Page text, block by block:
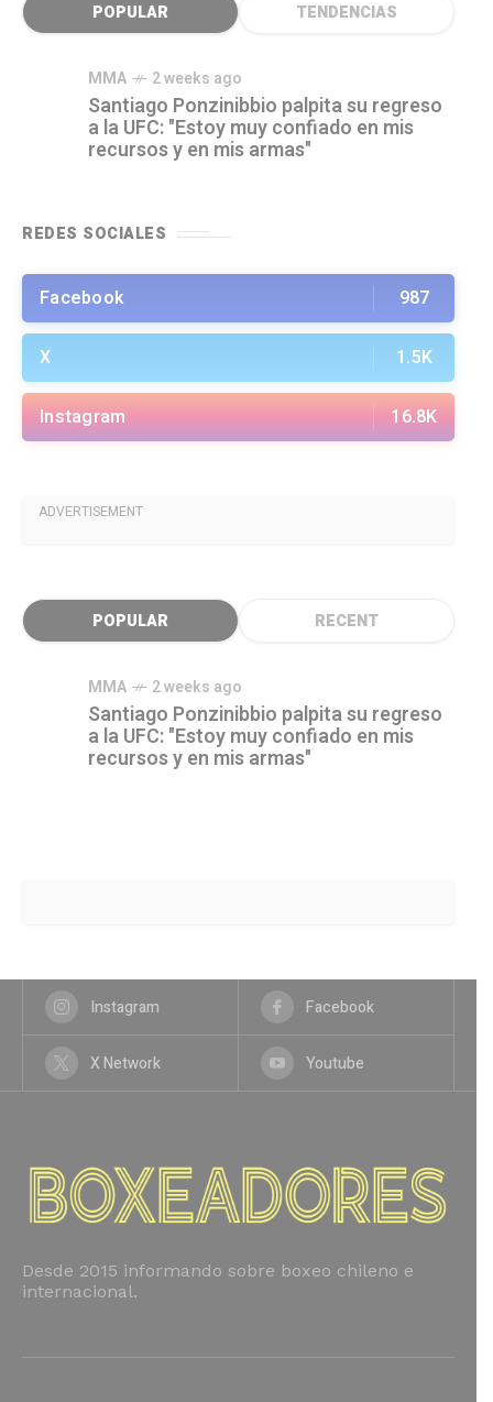
POPULAR TENDENCIAS
MMA 2 weeks ago
Santiago Ponzinibbio palpita su regreso
a la UFC: "Estoy muy confiado en mis
recursos y en mis armas"
REDES SOCIALES
Facebook 987
X 1.5K
Instagram 16.8K
ADVERTISEMENT
POPULAR RECENT
MMA 2 weeks ago
Santiago Ponzinibbio palpita su regreso
a la UFC: "Estoy muy confiado en mis
recursos y en mis armas"
Instagram Facebook
X Network Youtube
Desde 2015 informando sobre boxeo chileno e
internacional.